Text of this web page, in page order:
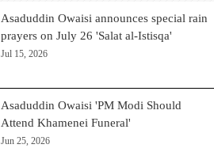
Asaduddin Owaisi announces special rain
prayers on July 26 'Salat al-Istisqa'
Jul 15, 2026
Asaduddin Owaisi 'PM Modi Should
Attend Khamenei Funeral'
Jun 25, 2026